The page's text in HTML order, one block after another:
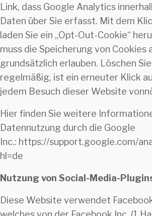
Link, dass Google Analytics
Daten über Sie erfasst. Mit dem
laden Sie ein „Opt-Out-Cookie“
muss die Speicherung von Cookies
grundsätzlich erlauben. Löschen
regelmäßig, ist ein erneuter Klick
jedem Besuch dieser Website
Hier finden Sie weitere
Datennutzung durch die Google
Inc.: https://support.google.com/
hl=de
Nutzung von Social-Media-
Diese Website verwendet